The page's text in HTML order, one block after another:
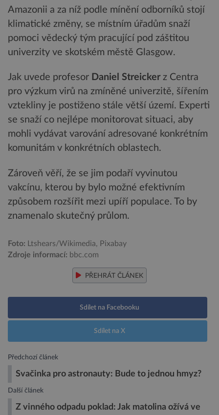
Amazonii a za níž podle mínění odborníků stojí
klimatické změny, se místním úřadům snaží
pomoci vědecký tým pracující pod záštitou
univerzity ve skotském městě Glasgow.
Jak uvede profesor Daniel Streickerz Centra
pro výzkum virů na zmíněné univerzitě, šířením
vztekliny je postiženo stále větší území. Experti
se snaží co nejlépe monitorovat situaci, aby
mohli vydávat varování adresované konkrétním
komunitám v konkrétních oblastech.
Zároveň věří, že se jim podaří vyvinutou
vakcínu, kterou by bylo možné efektivním
způsobem rozšířit mezi upíří populace. To by
znamenalo skutečný průlom.
Foto: Ltshears/Wikimedia, Pixabay
Zdroje informací: bbc.com
PŘEHRÁT ČLÁNEK
Sdílet na Facebooku
Sdílet na X
Předchozí článek
Svačinka pro astronauty: Bude to jednou hmyz?
Další článek
Z vinného odpadu poklad: Jak matolina ožívá ve